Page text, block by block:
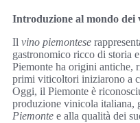
Introduzione al mondo dei
Il vino piemontese
gastronomico ricco di storia
Piemonte ha origini antiche,
primi viticoltori iniziarono a
Oggi, il Piemonte è
produzione vinicola italiana,
Piemonte e alla qualità dei